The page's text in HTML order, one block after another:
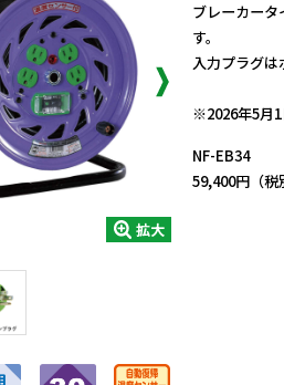
拡大
ブレーカー
す。
入力プラグは
※2026年5月1
NF-EB34
59,400円（税